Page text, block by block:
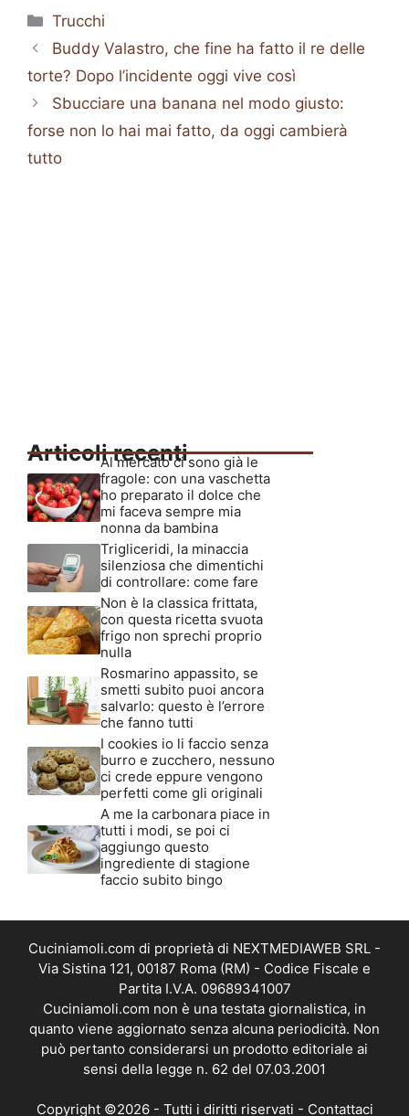
Categorie
Trucchi
Buddy Valastro, che fine ha fatto il re delle
torte? Dopo l’incidente oggi vive così
Sbucciare una banana nel modo giusto:
forse non lo hai mai fatto, da oggi cambierà
tutto
Articoli recenti
Al mercato ci sono già le
fragole: con una vaschetta
ho preparato il dolce che
mi faceva sempre mia
nonna da bambina
Trigliceridi, la minaccia
silenziosa che dimentichi
di controllare: come fare
Non è la classica frittata,
con questa ricetta svuota
frigo non sprechi proprio
nulla
Rosmarino appassito, se
smetti subito puoi ancora
salvarlo: questo è l’errore
che fanno tutti
I cookies io li faccio senza
burro e zucchero, nessuno
ci crede eppure vengono
perfetti come gli originali
A me la carbonara piace in
tutti i modi, se poi ci
aggiungo questo
ingrediente di stagione
faccio subito bingo
Cuciniamoli.com di proprietà di NEXTMEDIAWEB SRL -
Via Sistina 121, 00187 Roma (RM) - Codice Fiscale e
Partita I.V.A. 09689341007
Cuciniamoli.com non è una testata giornalistica, in
quanto viene aggiornato senza alcuna periodicità. Non
può pertanto considerarsi un prodotto editoriale ai
sensi della legge n. 62 del 07.03.2001
Copyright ©2026 - Tutti i diritti riservati - Contattaci